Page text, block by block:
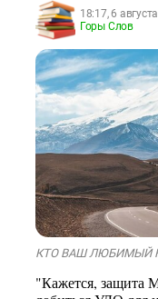
18:17, 6
Горы Слов
КТО ВАШ ЛЮБИМЫЙ
"Кажется, защита